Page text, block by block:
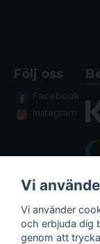
Följ oss
Facebook
Instagram
Vi
Vi använder
och erbjuda dig
genom att